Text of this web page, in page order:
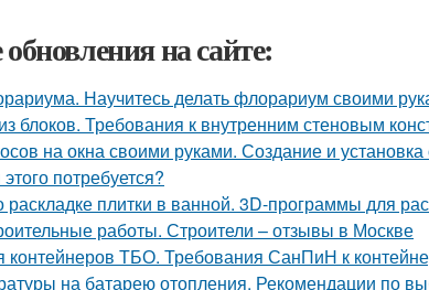
на сайте:
Научитесь делать флорариум своими
блоков. Требования к внутренним стеновым
на окна своими руками. Создание и
потребуется?
плитки в ванной. 3D-программы для
работы. Строители – отзывы в Москве
контейнеров ТБО. Требования СанПиН к
на батарею отопления. Рекомендации по